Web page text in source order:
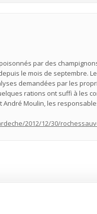
par des
le mois de septembre.
demandées par les
rations ont suffi à les
André Moulin, les
2012/12/30/